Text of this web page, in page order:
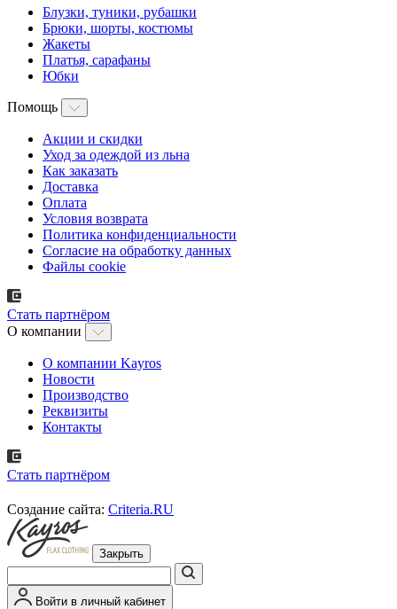
Блузки, туники, рубашки
Брюки, шорты, костюмы
Жакеты
Платья, сарафаны
Юбки
Помощь
Акции и скидки
Уход за одеждой из льна
Как заказать
Доставка
Оплата
Условия возврата
Политика конфиденциальности
Согласие на обработку данных
Файлы cookie
Стать партнёром
О компании
О компании Kayros
Новости
Производство
Реквизиты
Контакты
Стать партнёром
Создание сайта: Criteria.RU
Закрыть
Войти в личный кабинет